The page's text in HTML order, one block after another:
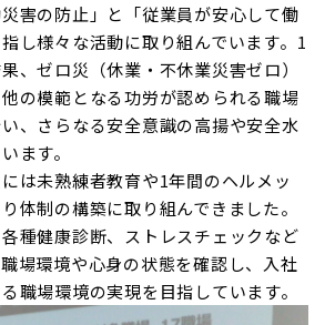
害の防止」と「従業員が安心して働
し様々な活動に取り組んでいます。1
、ゼロ災（休業・不休業災害ゼロ）
の模範となる功労が認められる職場
、さらなる安全意識の高揚や安全水
ます。
は未熟練者教育や1年間のヘルメッ
体制の構築に取り組んできました。
種健康診断、ストレスチェックなど
場環境や心身の状態を確認し、入社
職場環境の実現を目指しています。